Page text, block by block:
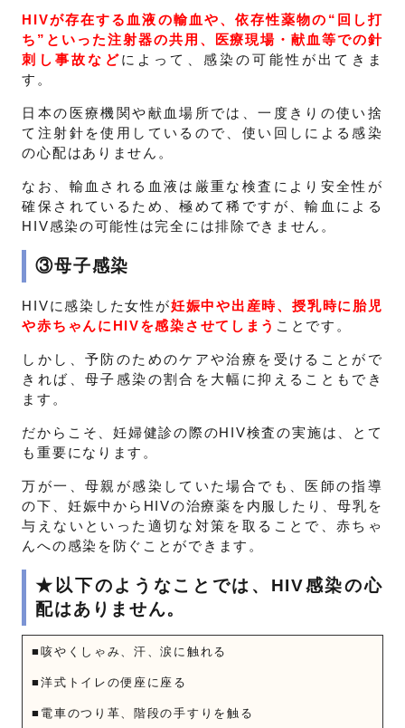
HIVが存在する血液の輸血や、依存性薬物の“回し打
ち”といった注射器の共用、医療現場・献血等での針
刺し事故などによって、感染の可能性が出てきま
す。
日本の医療機関や献血場所では、一度きりの使い捨
て注射針を使用しているので、使い回しによる感染
の心配はありません。
なお、輸血される血液は厳重な検査により安全性が
確保されているため、極めて稀ですが、輸血による
HIV感染の可能性は完全には排除できません。
③母子感染
HIVに感染した女性が妊娠中や出産時、授乳時に胎児
や赤ちゃんにHIVを感染させてしまう ことです。
しかし、予防のためのケアや治療を受けることがで
きれば、母子感染の割合を大幅に抑えることもでき
ます。
だからこそ、妊婦健診の際のHIV検査の実施は、とて
も重要になります。
万が一、母親が感染していた場合でも、医師の指導
の下、妊娠中からHIVの治療薬を内服したり、母乳を
与えないといった適切な対策を取ることで、赤ちゃ
んへの感染を防ぐことができます。
★以下のようなことでは、HIV感染の心
配はありません。
■咳やくしゃみ、汗、涙に触れる
■洋式トイレの便座に座る
■電車のつり革、階段の手すりを触る